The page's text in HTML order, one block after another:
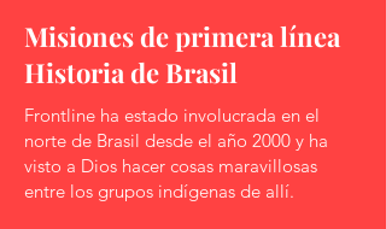
Misiones de primera línea
Historia de Brasil
Frontline ha estado involucrada en el
norte de Brasil desde el año 2000 y ha
visto a Dios hacer cosas maravillosas
entre los grupos indígenas de allí.